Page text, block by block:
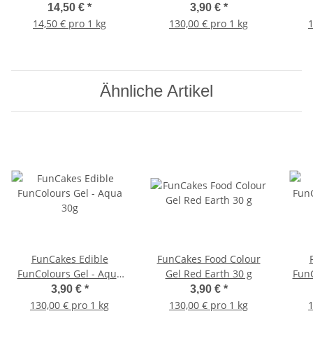
14,50 € *
14,50 € pro 1 kg
3,90 € *
130,00 € pro 1 kg
Ähnliche Artikel
FunCakes Edible
FunColours Gel - Aqua
30g
3,90 € *
130,00 € pro 1 kg
FunCakes Food Colour
Gel Red Earth 30 g
3,90 € *
130,00 € pro 1 kg